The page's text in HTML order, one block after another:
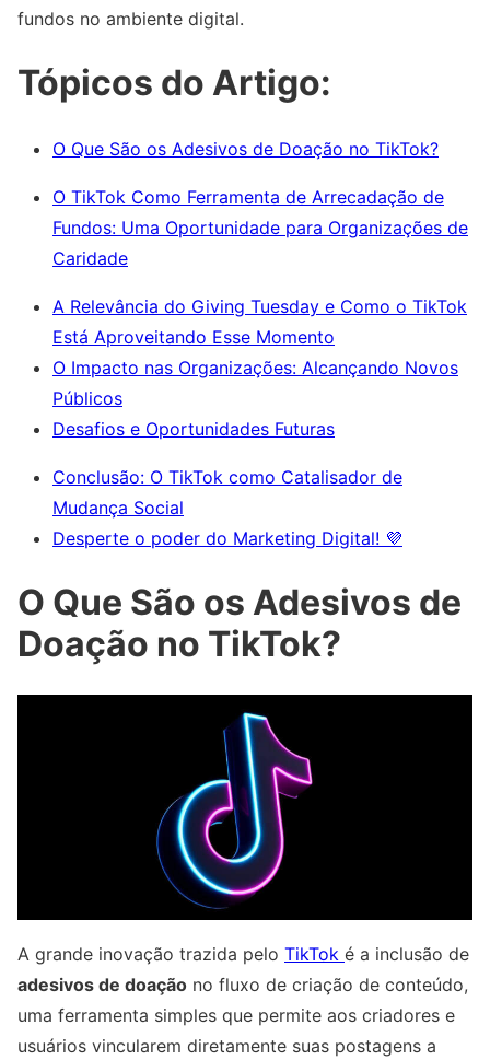
fundos no ambiente digital.
Tópicos do Artigo:
O Que São os Adesivos de Doação no TikTok?
O TikTok Como Ferramenta de Arrecadação de
Fundos: Uma Oportunidade para Organizações de
Caridade
A Relevância do Giving Tuesday e Como o TikTok
Está Aproveitando Esse Momento
O Impacto nas Organizações: Alcançando Novos
Públicos
Desafios e Oportunidades Futuras
Conclusão: O TikTok como Catalisador de
Mudança Social
Desperte o poder do Marketing Digital! 💜
O Que São os Adesivos de
Doação no TikTok?
A grande inovação trazida pelo TikTok é a inclusão de
adesivos de doação no fluxo de criação de conteúdo,
uma ferramenta simples que permite aos criadores e
usuários vincularem diretamente suas postagens a